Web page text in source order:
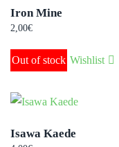
Iron Mine
2,00€
Out of stock Wishlist
Isawa Kaede